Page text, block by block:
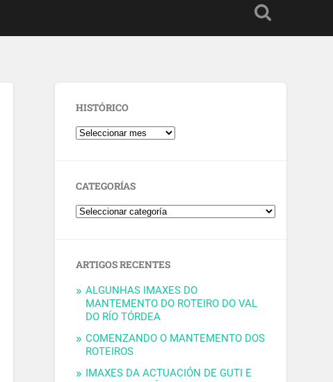
HISTÓRICO
CATEGORÍAS
ARTIGOS RECENTES
ALGUNHAS IMAXES DO
MANTEMENTO DO ROTEIRO DO VAL
DO RÍO TÓRDEA
COMENZANDO O MANTEMENTO DOS
ROTEIROS
IMAXES DA ACTUACIÓN DE GUTI E